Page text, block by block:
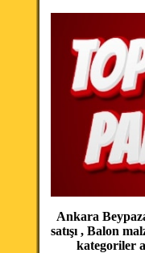
Ankara
satışı , Balon
kategoriler